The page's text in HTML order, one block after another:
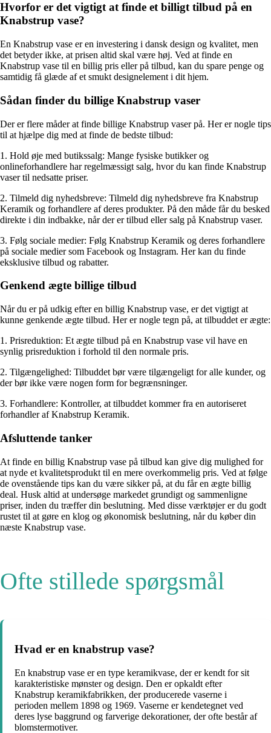
Hvorfor er det vigtigt at finde et billigt tilbud på en
Knabstrup vase?
En Knabstrup vase er en investering i dansk design og kvalitet, men
det betyder ikke, at prisen altid skal være høj. Ved at finde en
Knabstrup vase til en billig pris eller på tilbud, kan du spare penge og
samtidig få glæde af et smukt designelement i dit hjem.
Sådan finder du billige Knabstrup vaser
Der er flere måder at finde billige Knabstrup vaser på. Her er nogle tips
til at hjælpe dig med at finde de bedste tilbud:
1. Hold øje med butikssalg: Mange fysiske butikker og
onlineforhandlere har regelmæssigt salg, hvor du kan finde Knabstrup
vaser til nedsatte priser.
2. Tilmeld dig nyhedsbreve: Tilmeld dig nyhedsbreve fra Knabstrup
Keramik og forhandlere af deres produkter. På den måde får du besked
direkte i din indbakke, når der er tilbud eller salg på Knabstrup vaser.
3. Følg sociale medier: Følg Knabstrup Keramik og deres forhandlere
på sociale medier som Facebook og Instagram. Her kan du finde
eksklusive tilbud og rabatter.
Genkend ægte billige tilbud
Når du er på udkig efter en billig Knabstrup vase, er det vigtigt at
kunne genkende ægte tilbud. Her er nogle tegn på, at tilbuddet er ægte:
1. Prisreduktion: Et ægte tilbud på en Knabstrup vase vil have en
synlig prisreduktion i forhold til den normale pris.
2. Tilgængelighed: Tilbuddet bør være tilgængeligt for alle kunder, og
der bør ikke være nogen form for begrænsninger.
3. Forhandlere: Kontroller, at tilbuddet kommer fra en autoriseret
forhandler af Knabstrup Keramik.
Afsluttende tanker
At finde en billig Knabstrup vase på tilbud kan give dig mulighed for
at nyde et kvalitetsprodukt til en mere overkommelig pris. Ved at følge
de ovenstående tips kan du være sikker på, at du får en ægte billig
deal. Husk altid at undersøge markedet grundigt og sammenligne
priser, inden du træffer din beslutning. Med disse værktøjer er du godt
rustet til at gøre en klog og økonomisk beslutning, når du køber din
næste Knabstrup vase.
Ofte stillede spørgsmål
Hvad er en knabstrup vase?
En knabstrup vase er en type keramikvase, der er kendt for sit
karakteristiske mønster og design. Den er opkaldt efter
Knabstrup keramikfabrikken, der producerede vaserne i
perioden mellem 1898 og 1969. Vaserne er kendetegnet ved
deres lyse baggrund og farverige dekorationer, der ofte består af
blomstermotiver.